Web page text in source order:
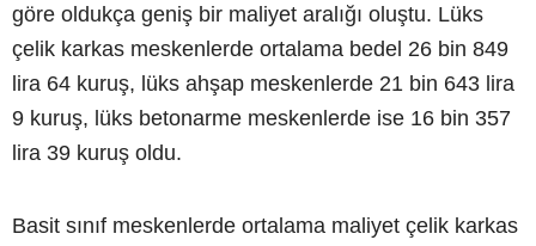
göre oldukça geniş bir maliyet aralığı oluştu. Lüks
çelik karkas meskenlerde ortalama bedel 26 bin 849
lira 64 kuruş, lüks ahşap meskenlerde 21 bin 643 lira
9 kuruş, lüks betonarme meskenlerde ise 16 bin 357
lira 39 kuruş oldu.
Basit sınıf meskenlerde ortalama maliyet çelik karkas